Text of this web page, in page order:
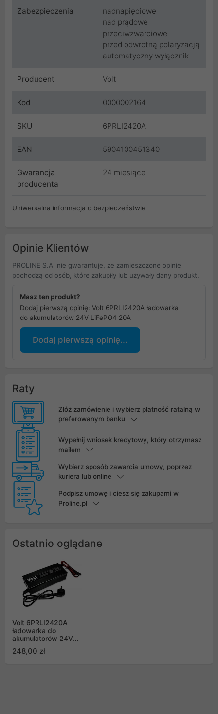
Zabezpieczenia
nadnapięciowe
nad prądowe
przeciwzwarciowe
przed odwrotną polaryzacją
automatyczny wyłącznik
Producent Volt
Kod 0000002164
SKU 6PRLI2420A
EAN 5904100451340
Gwarancja
producenta
24 miesiące
Uniwersalna informacja o bezpieczeństwie
Opinie Klientów
PROLINE S.A. nie gwarantuje, że zamieszczone opinie
pochodzą od osób, które zakupiły lub używały dany produkt.
Masz ten produkt?
Dodaj pierwszą opinię: Volt 6PRLI2420A ładowarka
do akumulatorów 24V LiFePO4 20A
Dodaj pierwszą opinię...
Raty
Złóż zamówienie i wybierz płatność ratalną w
preferowanym banku
Wypełnij wniosek kredytowy, który otrzymasz
mailem
Wybierz sposób zawarcia umowy, poprzez
kuriera lub online
Podpisz umowę i ciesz się zakupami w
Proline.pl
Ostatnio oglądane
Volt 6PRLI2420A
ładowarka do
akumulatorów 24V
248,00 zł